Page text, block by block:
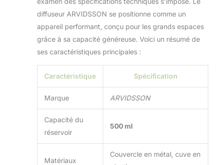
votre diffuseur. Le
diffuseur s'éteint
automatiquement
lorsque la minuterie
à court d'eau, de
sorte que vous
pouvez l'utiliser à
tout moment.
Ambiance
multicolore :
d'aromathérapie
diffuseur ARVIDSSON se positionne comme un
appareil performant, conçu pour les grands espaces
grâce à sa capacité généreuse. Voici un résumé de
ses caractéristiques principales :
Caractéristique Spécification
Marque ARVIDSSON
Capacité du
réservoir
500 ml
Matériaux
Couvercle en métal, cuve en